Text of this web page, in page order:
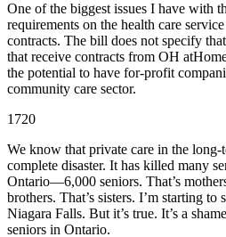
One of the biggest issues I have with
requirements on the health care
contracts. The bill does not specify
that receive contracts from OH
the potential to have for-profit
community care sector.
1720
We know that private care in the long-
complete disaster. It has killed many
Ontario—6,000 seniors. That’s
brothers. That’s sisters. I’m starting
Niagara Falls. But it’s true. It’s a
seniors in Ontario.